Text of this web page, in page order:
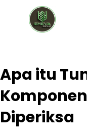
Apa itu
Diperiksa